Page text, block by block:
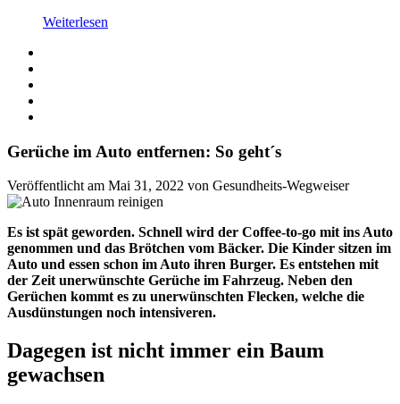
Weiterlesen
Gerüche im Auto entfernen: So geht´s
Veröffentlicht am Mai 31, 2022 von Gesundheits-Wegweiser
Es ist spät geworden. Schnell wird der Coffee-to-go mit ins Auto
genommen und das Brötchen vom Bäcker. Die Kinder sitzen im
Auto und essen schon im Auto ihren Burger. Es entstehen mit
der Zeit unerwünschte Gerüche im Fahrzeug. Neben den
Gerüchen kommt es zu unerwünschten Flecken, welche die
Ausdünstungen noch intensiveren.
Dagegen ist nicht immer ein Baum
gewachsen